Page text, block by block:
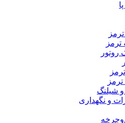
ترمز
روتور
و شیلنگ
و نگهداری